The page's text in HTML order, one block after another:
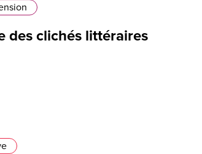
des clichés littéraires